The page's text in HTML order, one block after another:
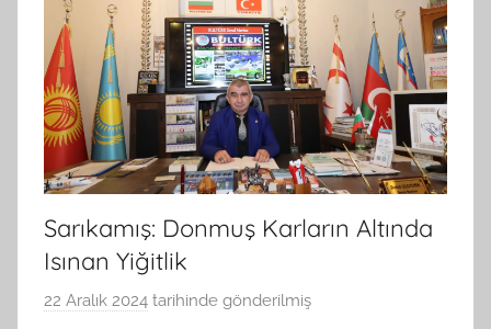
Sarıkamış: Donmuş Karların Altında
Isınan Yiğitlik
22 Aralık 2024 tarihinde gönderilmiş